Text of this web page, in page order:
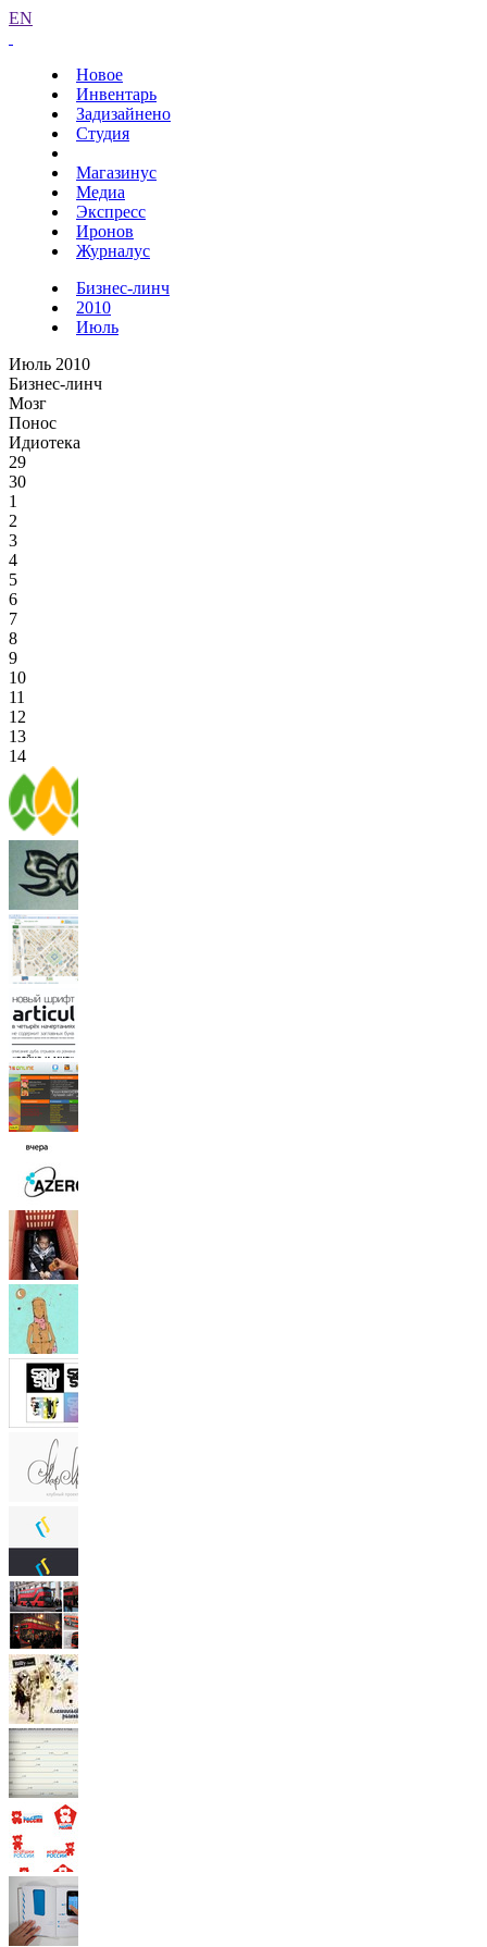
EN
Новое
Инвентарь
Задизайнено
Студия
Магазинус
Медиа
Экспресс
Иронов
Журналус
Бизнес-линч
2010
Июль
Июль 2010
Бизнес-линч
Мозг
Понос
Идиотека
29
30
1
2
3
4
5
6
7
8
9
10
11
12
13
14